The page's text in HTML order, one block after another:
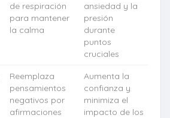
de respiración
para mantener
la calma
ansiedad y la
presión
durante
puntos
cruciales
Reemplaza
pensamientos
negativos por
afirmaciones
Aumenta la
confianza y
minimiza el
impacto de los